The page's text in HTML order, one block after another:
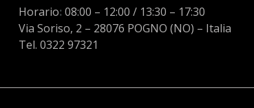
Horario:08:00 – 12:00 / 13:30 – 17:30
Via Soriso, 2 – 28076 POGNO (NO) – Italia
Tel. 0322 97321